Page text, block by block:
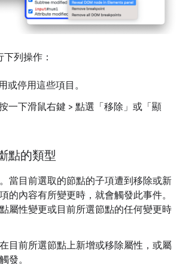
列操作：
或停用這些項目。
一下滑鼠右鍵 > 點選「移除」 或「顯
點的類型
。當目前選取的節點的子項遭到移除或新
的內容有所變更時，就會觸發此事件。
屬性變更或目前所選節點的任何變更時
在目前所選節點上新增或移除屬性，或屬
發。